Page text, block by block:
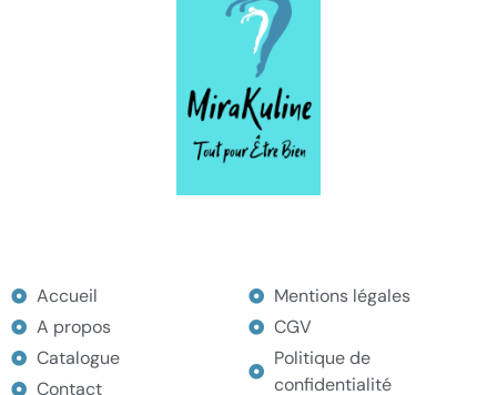
Accueil
A propos
Catalogue
Contact
Mentions légales
CGV
Politique de
confidentialité